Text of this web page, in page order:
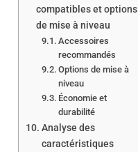
compatibles et options
de mise à niveau
Accessoires
recommandés
Options de mise à
niveau
Économie et
durabilité
Analyse des
caractéristiques